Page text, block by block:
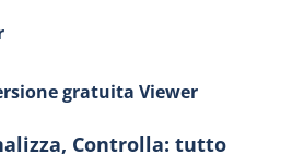
gratuita Viewer
Controlla: tutto